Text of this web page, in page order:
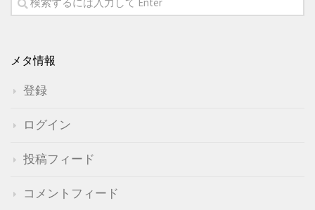
メタ情報
登録
ログイン
投稿フィード
コメントフィード